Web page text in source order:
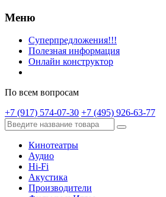
Меню
Суперпредложения!!!
Полезная информация
Онлайн конструктор
По всем вопросам
+7 (917) 574-07-30 +7 (495) 926-63-77
Кинотеатры
Аудио
Hi-Fi
Акустика
Производители